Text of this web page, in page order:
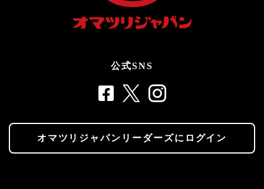
公式SNS
オマツリジャパンリーダーズにログイン